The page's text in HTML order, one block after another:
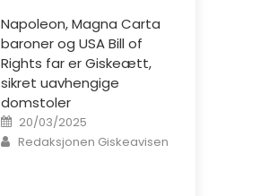
Napoleon, Magna Carta
baroner og USA Bill of
Rights far er Giskeætt,
sikret uavhengige
domstoler
Posted on
20/03/2025
Author
Redaksjonen Giskeavisen